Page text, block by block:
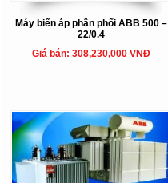
Máy biến áp phân phối ABB 500 –
22/0.4
Giá bán: 308,230,000 VNĐ